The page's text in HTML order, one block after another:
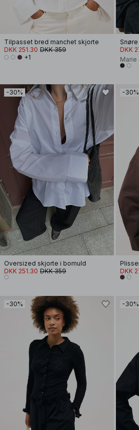
Tilpasset bred manchet skjorte
DKK 251.30 DKK 359
+1
DKK
Marie
-30%
Oversized skjorte i bomuld
DKK 251.30 DKK 359
-30%
DKK
-30% -30%